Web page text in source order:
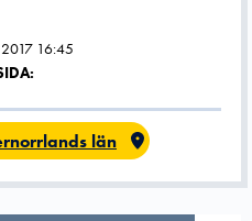
2017 16:45
län